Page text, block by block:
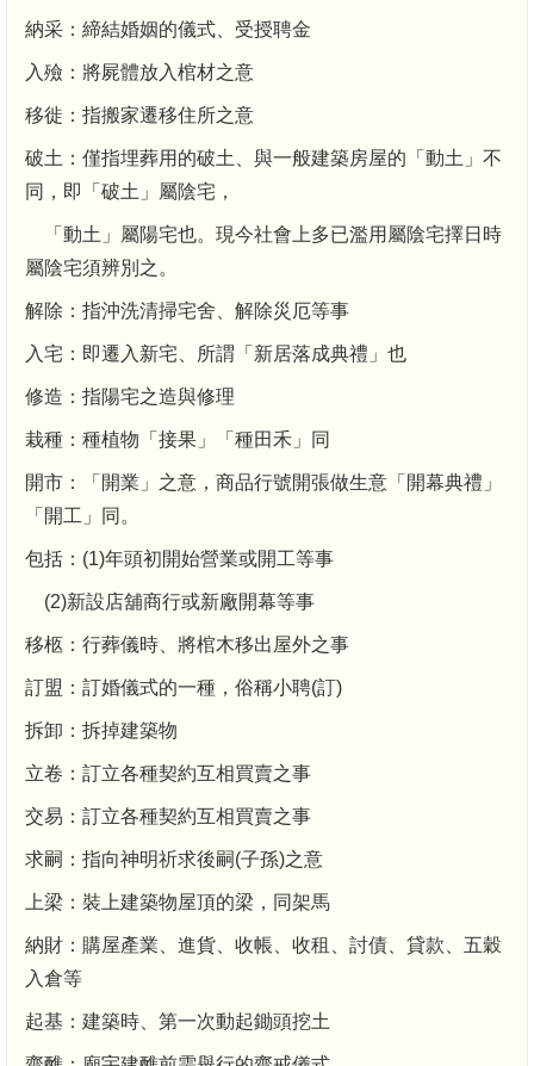
納采：締結婚姻的儀式、受授聘金
入殮：將屍體放入棺材之意
移徙：指搬家遷移住所之意
破土：僅指埋葬用的破土、與一般建築房屋的「動土」不
同，即「破土」屬陰宅，
「動土」屬陽宅也。現今社會上多已濫用屬陰宅擇日時
屬陰宅須辨別之。
解除：指沖洗清掃宅舍、解除災厄等事
入宅：即遷入新宅、所謂「新居落成典禮」也
修造：指陽宅之造與修理
栽種：種植物「接果」「種田禾」同
開市：「開業」之意，商品行號開張做生意「開幕典禮」
「開工」同。
包括：(1)年頭初開始營業或開工等事
(2)新設店舖商行或新廠開幕等事
移柩：行葬儀時、將棺木移出屋外之事
訂盟：訂婚儀式的一種，俗稱小聘(訂)
拆卸：拆掉建築物
立卷：訂立各種契約互相買賣之事
交易：訂立各種契約互相買賣之事
求嗣：指向神明祈求後嗣(子孫)之意
上梁：裝上建築物屋頂的梁，同架馬
納財：購屋產業、進貨、收帳、收租、討債、貸款、五穀
入倉等
起基：建築時、第一次動起鋤頭挖土